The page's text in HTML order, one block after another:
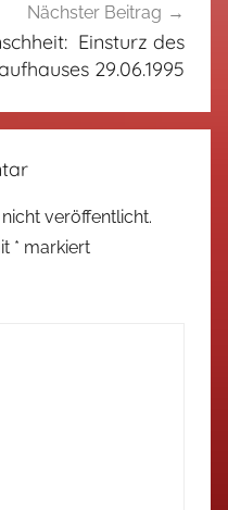
Nächster Beitrag
Einsturz des
29.06.1995
veröffentlicht.
* markiert